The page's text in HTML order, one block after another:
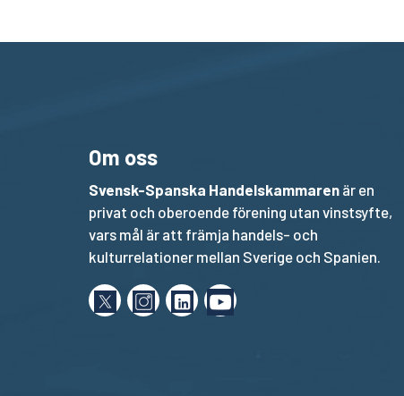
Om oss
Svensk-Spanska Handelskammaren är en
privat och oberoende förening utan vinstsyfte,
vars mål är att främja handels- och
kulturrelationer mellan Sverige och Spanien.